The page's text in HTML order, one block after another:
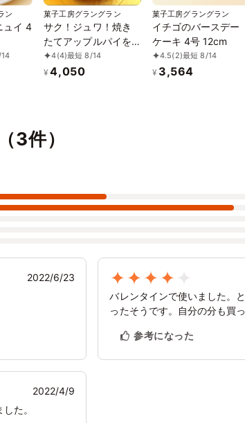
ン
ュイ 4
菓子工房グラングラン
サク！ジュワ！焼き
たてアップルパイを
瞬間冷凍
4(4)最短 8/14
¥ 4,050
菓子工房グラングラン
イチゴのバースデー
ケーキ 4号 12cm
4.5(2)最短 8/14
¥ 3,564
3件）
2022/6/23
バレンタインで使いました。
ったそうです。自分の分も買
参考になった
2022/4/9
た。